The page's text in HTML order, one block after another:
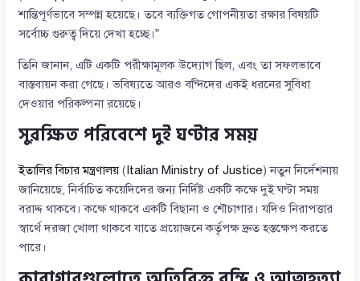
শান্তিপূর্ণভাবে সম্পন্ন হয়েছে। তবে ব্যক্তিগত গোপনীয়তা রক্ষার বিষয়টি
সর্বোচ্চ গুরুত্ব দিয়ে দেখা হচ্ছে।”
তিনি জানান, এটি একটি পরীক্ষামূলক উদ্যোগ ছিল, এবং তা সফলভাবে
বাস্তবায়ন করা গেছে। ভবিষ্যতে আরও বন্দিদের একই ধরনের সুবিধা
দেওয়ার পরিকল্পনা রয়েছে।
সুরক্ষিত পরিবেশে দুই ঘণ্টার সময়
ইতালির বিচার মন্ত্রণালয় ( Italian Ministry of Justice) নতুন নির্দেশনায়
জানিয়েছে, নির্বাচিত কয়েদিদের জন্য নির্দিষ্ট একটি কক্ষে দুই ঘণ্টা সময়
বরাদ্দ থাকবে। কক্ষে থাকবে একটি বিছানা ও শৌচাগার। যদিও নিরাপত্তার
স্বার্থে দরজা খোলা থাকবে যাতে প্রয়োজনে কর্তৃপক্ষ দ্রুত হস্তক্ষেপ করতে
পারে।